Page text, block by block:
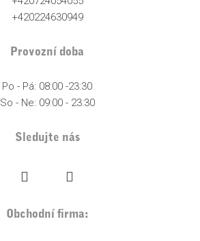
+420224630949
Provozní doba
Po - Pá: 08:00 -23:30
So - Ne: 09:00 - 23:30
Sledujte nás
Obchodní firma: